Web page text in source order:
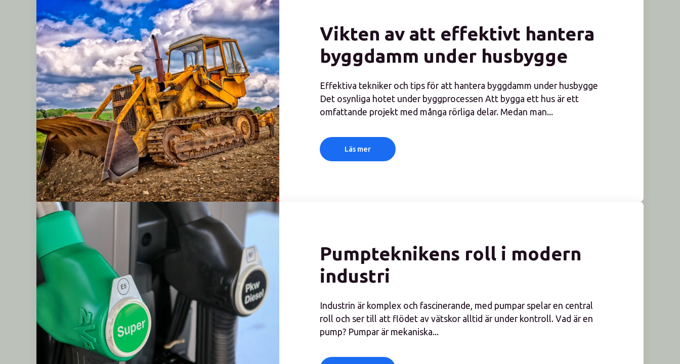
Vikten av att effektivt hantera
byggdamm under husbygge
Effektiva tekniker och tips för att hantera byggdamm under husbygge
Det osynliga hotet under byggprocessen Att bygga ett hus är ett
omfattande projekt med många rörliga delar. Medan man...
Läs mer
Pumpteknikens roll i modern
industri
Industrin är komplex och fascinerande, med pumpar spelar en central
roll och ser till att flödet av vätskor alltid är under kontroll. Vad är en
pump? Pumpar är mekaniska...